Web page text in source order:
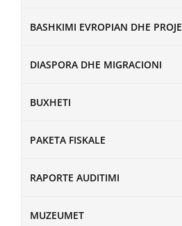
BASHKIMI EVROPIAN DHE
DIASPORA DHE MIGRACIONI
BUXHETI
PAKETA FISKALE
RAPORTE AUDITIMI
MUZEUMET